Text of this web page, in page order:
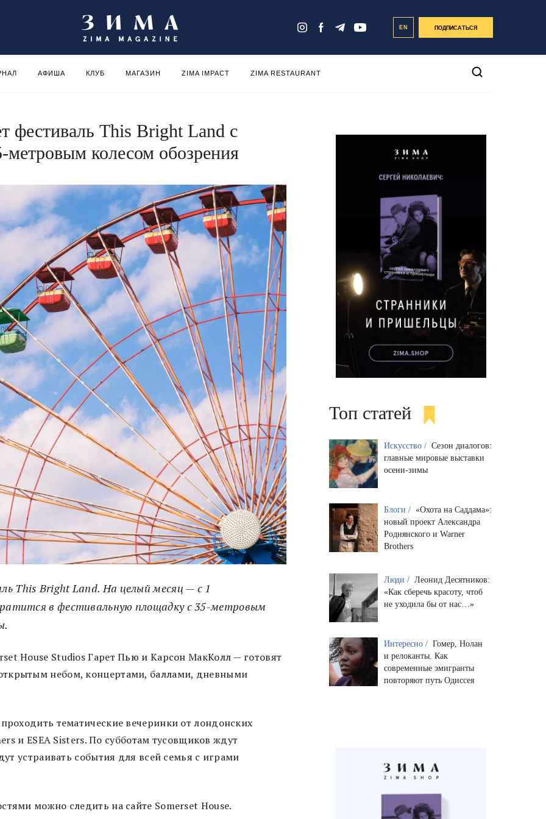
EN ПОДПИСАТЬСЯ
АФИША КЛУБ МАГАЗИН ZIMA IMPACT ZIMA RESTAURANT
фестиваль This Bright Land с
колесом обозрения
This Bright Land. На целый месяц — с 1
в фестивальную площадку с 35-метровым
House Studios Гарет Пью и Карсон МакКолл — готовят
небом, концертами, баллами, дневными
тематические вечеринки от лондонских
и ESEA Sisters. По субботам тусовщиков ждут
устраивать события для всей семья с играми
можно следить на сайте Somerset House.
Топ статей
Искусство / Сезон диалогов:
главные мировые выставки
осени-зимы
Блоги / «Охота на Саддама»:
новый проект Александра
Роднянского и Warner
Brothers
Люди / Леонид Десятников:
«Как сберечь красоту, чтоб
не уходила бы от нас…»
Интересно / Гомер, Нолан
и релоканты. Как
современные эмигранты
повторяют путь Одиссея